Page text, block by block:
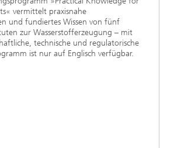
vermittelt praxisnahe
und fundiertes Wissen von fünf
zur Wasserstofferzeugung – mit
technische und regulatorische
ist nur auf Englisch verfügbar.